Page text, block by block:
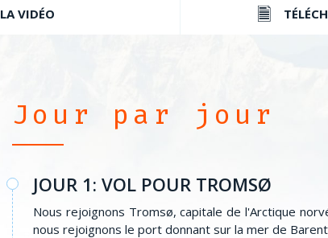
VIDÉO
Jour par jour
JOUR 1: VOL POUR TROMSØ
Nous rejoignons Tromsø, capitale de l'Arctique
nous rejoignons le port donnant sur la mer de